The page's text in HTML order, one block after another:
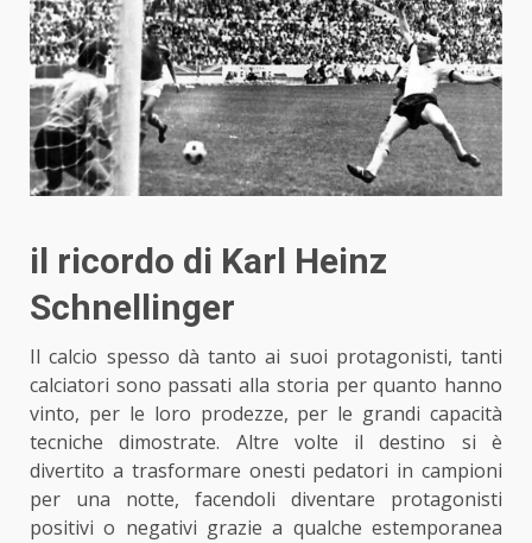
il ricordo di Karl Heinz
Schnellinger
Il calcio spesso dà tanto ai suoi protagonisti, tanti
calciatori sono passati alla storia per quanto hanno
vinto, per le loro prodezze, per le grandi capacità
tecniche dimostrate. Altre volte il destino si è
divertito a trasformare onesti pedatori in campioni
per una notte, facendoli diventare protagonisti
positivi o negativi grazie a qualche estemporanea